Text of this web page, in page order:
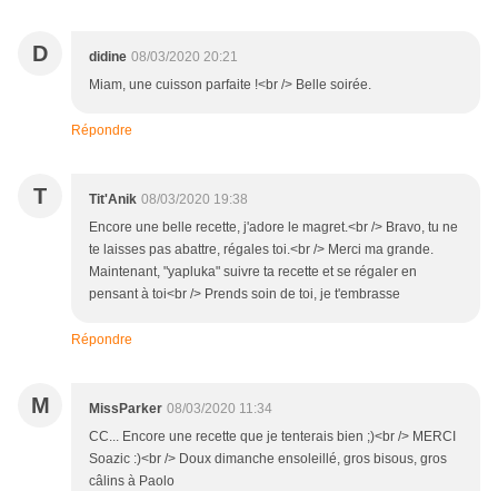
D didine 08/03/2020 20:21
Miam, une cuisson parfaite !<br /> Belle soirée.
Répondre
T Tit'Anik 08/03/2020 19:38
Encore une belle recette, j'adore le magret.<br /> Bravo, tu ne
te laisses pas abattre, régales toi.<br /> Merci ma grande.
Maintenant, "yapluka" suivre ta recette et se régaler en
pensant à toi<br /> Prends soin de toi, je t'embrasse
Répondre
M MissParker 08/03/2020 11:34
CC... Encore une recette que je tenterais bien ;)<br /> MERCI
Soazic :)<br /> Doux dimanche ensoleillé, gros bisous, gros
câlins à Paolo